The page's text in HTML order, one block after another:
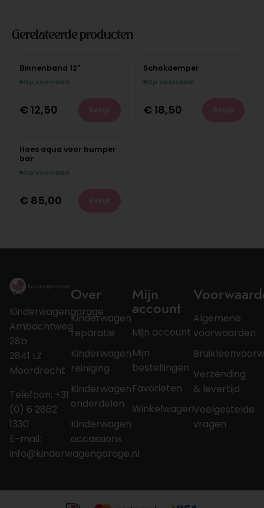
Gerelateerde producten
Binnenband 12"
Op voorraad
€ 12,50
Schokdemper
Op voorraad
€ 18,50
Hoes aqua voor bumper
bar
Op voorraad
€ 85,00
Kinderwagengarage
Ambachtweg
28b
2841 LZ
Moordrecht
Telefoon: +31
(0) 6 2862
1330
E-mail:
info@kinderwagengarage.nl
Over
Kinderwagen
reparatie
Kinderwagen
reiniging
Kinderwagen
onderdelen
Kinderwagen
occassions
Mijn
account
Mijn account
Mijn
bestellingen
Favorieten
Winkelwagen
Algemene
voorwaarden
Verzending
& levertijd
Veelgestelde
vragen